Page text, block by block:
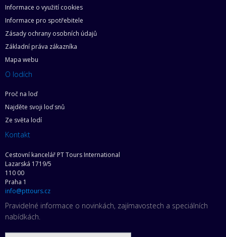
Informace o využití cookies
Informace pro spotřebitele
Zásady ochrany osobních údajů
Základní práva zákazníka
Mapa webu
O lodích
Proč na loď
Najděte svoji loď snů
Ze světa lodí
Kontakt
Cestovní kancelář PT Tours International
Lazarská 1719/5
110 00
Praha 1
info@pttours.cz
Pravidelné informace o novinkách, zajímavostech a speciálních
nabídkách.